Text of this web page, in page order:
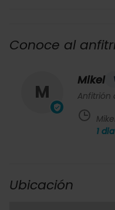
Conoce al
M
Mikel
Anfitrión
1 dia
Ubicación